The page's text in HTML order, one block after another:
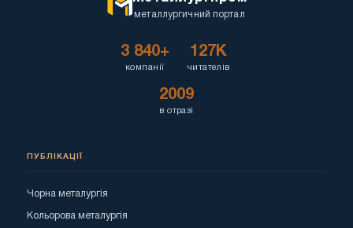
металлургичний портал
3 840+
компанії
127K
читателів
2009
в отразі
ПУБЛІКАЦІЇ
Чорна металургія
Кольорова металургія